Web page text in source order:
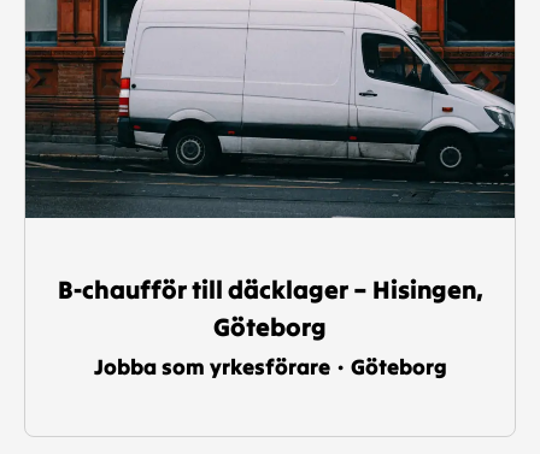
B-chaufför till däcklager – Hisingen,
Göteborg
Jobba som yrkesförare · Göteborg